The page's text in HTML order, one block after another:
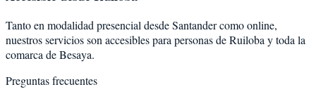
Tanto en modalidad presencial desde Santander como online,
nuestros servicios son accesibles para personas de Ruiloba y toda la
comarca de Besaya.
Preguntas frecuentes